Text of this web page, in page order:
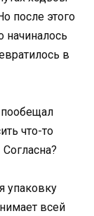
после этого
начиналось
в
что-то
упаковку
всей